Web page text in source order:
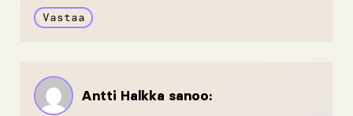
Vastaa
Antti Halkka sanoo: